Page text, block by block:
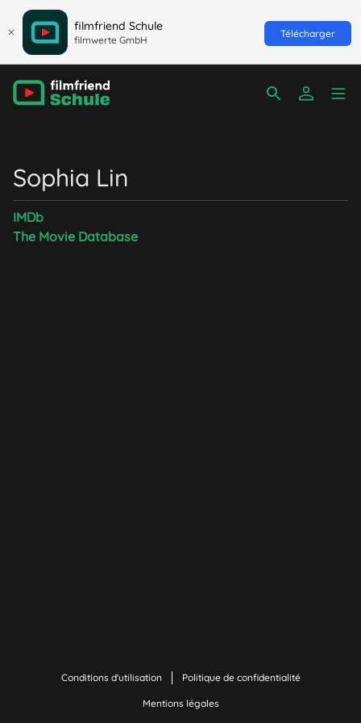
filmfriend Schule
filmwerte GmbH
Télécharger
Sophia Lin
IMDb
The Movie Database
Conditions d'utilisation Politique de confidentialité
Mentions légales